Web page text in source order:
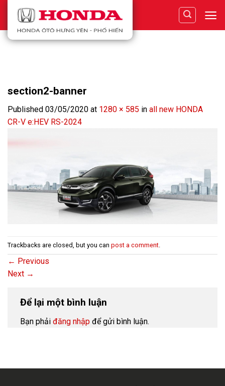
content
section2-banner
Published 03/05/2020 at 1280 × 585 in all new HONDA
CR-V e:HEV RS-2024
Trackbacks are closed, but you can post a comment
← Previous
Next →
Để lại một bình luận
Bạn phải đăng nhập để gửi bình luận.